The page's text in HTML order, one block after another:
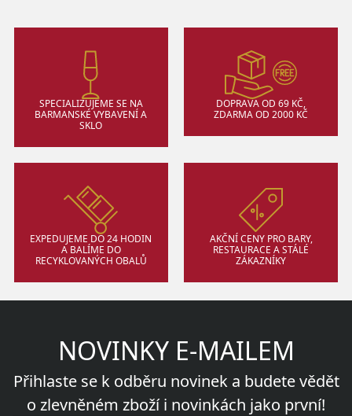
SPECIALIZUJEME SE NA
BARMANSKÉ VYBAVENÍ A
SKLO
DOPRAVA OD 69 KČ,
ZDARMA OD 2000 KČ
EXPEDUJEME DO 24 HODIN
A BALÍME DO
RECYKLOVANÝCH OBALŮ
AKČNÍ CENY PRO BARY,
RESTAURACE A STÁLÉ
ZÁKAZNÍKY
NOVINKY E-MAILEM
Přihlaste se k odběru novinek a budete vědět
o zlevněném zboží i novinkách jako první!